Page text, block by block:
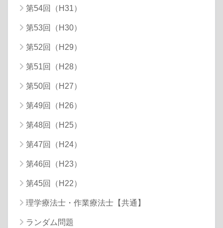
第54回（H31）
第53回（H30）
第52回（H29）
第51回（H28）
第50回（H27）
第49回（H26）
第48回（H25）
第47回（H24）
第46回（H23）
第45回（H22）
理学療法士・作業療法士【共通】
ランダム問題